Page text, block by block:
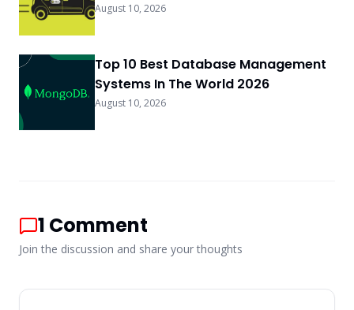
August 10, 2026
Top 10 Best Database Management
Systems In The World 2026
August 10, 2026
1 Comment
Join the discussion and share your thoughts